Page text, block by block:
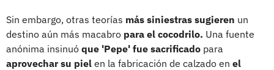
Sin embargo, otras teorías más siniestras sugieren un
destino aún más macabro para el cocodrilo. Una fuente
anónima insinuó que 'Pepe' fue sacrificado para
aprovechar su piel en la fabricación de calzado en el